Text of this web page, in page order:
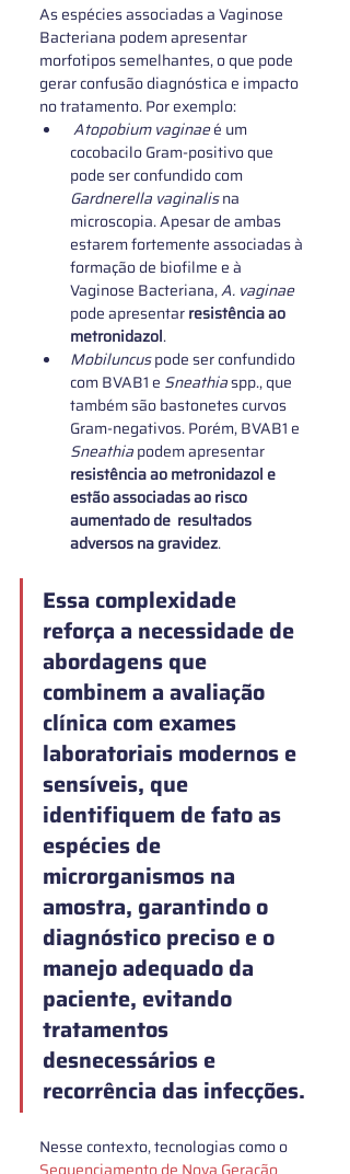
As espécies associadas a Vaginose
Bacteriana podem apresentar
morfotipos semelhantes, o que pode
gerar confusão diagnóstica e impacto
no tratamento. Por exemplo:
Atopobium vaginae é um
cocobacilo Gram-positivo que
pode ser confundido com
Gardnerella vaginalis na
microscopia. Apesar de ambas
estarem fortemente associadas à
formação de biofilme e à
Vaginose Bacteriana, A. vaginae
pode apresentar resistência ao
metronidazol.
Mobiluncus pode ser confundido
com BVAB1 e Sneathia spp., que
também são bastonetes curvos
Gram-negativos. Porém, BVAB1 e
Sneathia podem apresentar
resistência ao metronidazol e
estão associadas ao risco
aumentado de  resultados
adversos na gravidez.
Essa complexidade
reforça a necessidade de
abordagens que
combinem a avaliação
clínica com exames
laboratoriais modernos e
sensíveis, que
identifiquem de fato as
espécies de
microrganismos na
amostra, garantindo o
diagnóstico preciso e o
manejo adequado da
paciente, evitando
tratamentos
desnecessários e
recorrência das infecções.
Nesse contexto, tecnologias como o